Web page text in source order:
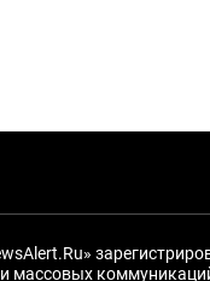
массовых